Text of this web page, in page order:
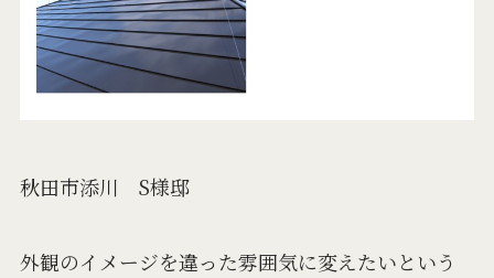
秋田市添川 S様邸
外観のイメージを違った雰囲気に変えたいという